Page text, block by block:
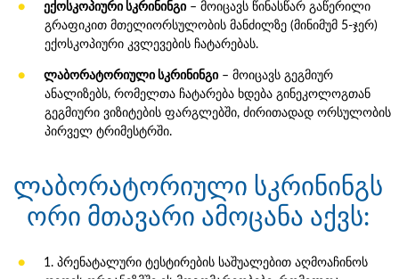
ექოსკოპიური სკრინინგი – მოიცავს წინასწარ გაწერილი
გრაფიკით მთელიორსულობის მანძილზე (მინიმუმ 5-ჯერ)
ექოსკოპიური კვლევების ჩატარებას.
ლაბორატორიული სკრინინგი – მოიცავს გეგმიურ
ანალიზებს, რომელთა ჩატარება ხდება გინეკოლოგთან
გეგმიური ვიზიტების ფარგლებში, ძირითადად ორსულობის
პირველ ტრიმესტრში.
ლაბორატორიული სკრინინგს
ორი მთავარი ამოცანა აქვს:
1. პრენატალური ტესტირების საშუალებით აღმოაჩინოს